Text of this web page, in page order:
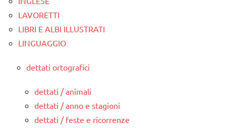
LAVORETTI
LIBRI E ALBI ILLUSTRATI
LINGUAGGIO
dettati ortografici
dettati / animali
dettati / anno e stagioni
dettati / feste e ricorrenze